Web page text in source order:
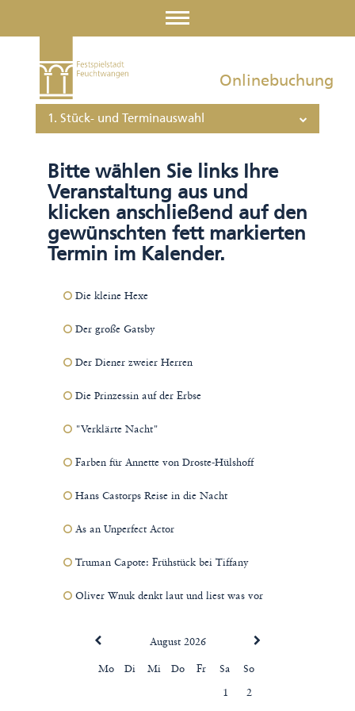
Onlinebuchung
1. Stück- und Terminauswahl
Bitte wählen Sie links Ihre
Veranstaltung aus und
klicken anschließend auf den
gewünschten fett markierten
Termin im Kalender.
Die kleine Hexe
Der große Gatsby
Der Diener zweier Herren
Die Prinzessin auf der Erbse
"Verklärte Nacht"
Farben für Annette von Droste-Hülshoff
Hans Castorps Reise in die Nacht
As an Unperfect Actor
Truman Capote: Frühstück bei Tiffany
Oliver Wnuk denkt laut und liest was vor
August 2026
Mo Di Mi Do Fr Sa So
1 2